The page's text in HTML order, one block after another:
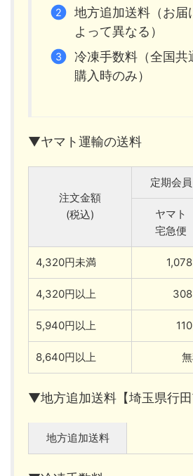
地方追加送料（お届
よって異なる）
冷凍手数料（全国共
購入時のみ）
▼ヤマト運輸の送料
注文金額
(税込)
定期会員
ヤマト
宅急便
4,320円未満
4,320円以上
5,940円以上
8,640円以上
▼地方追加送料【埼玉県行田
地方追加送料